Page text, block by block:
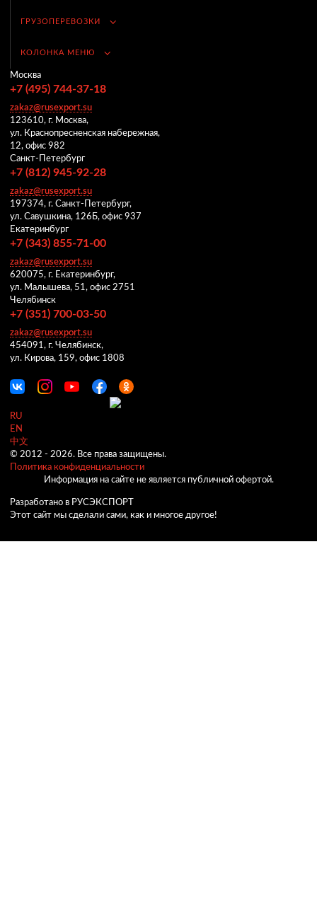
ГРУЗОПЕРЕВОЗКИ
КОЛОНКА МЕНЮ
Москва
+7 (495) 744-37-18
zakaz@rusexport.su
123610, г. Москва,
ул. Краснопресненская набережная,
12, офис 982
Санкт-Петербург
+7 (812) 945-92-28
zakaz@rusexport.su
197374, г. Санкт-Петербург,
ул. Савушкина, 126Б, офис 937
Екатеринбург
+7 (343) 855-71-00
zakaz@rusexport.su
620075, г. Екатеринбург,
ул. Малышева, 51, офис 2751
Челябинск
+7 (351) 700-03-50
zakaz@rusexport.su
454091, г. Челябинск,
ул. Кирова, 159, офис 1808
RU
EN
中文
© 2012 - 2026. Все права защищены.
Политика конфиденциальности
Информация на сайте не является публичной офертой.
Разработано в РУСЭКСПОРТ
Этот сайт мы сделали сами, как и многое другое!